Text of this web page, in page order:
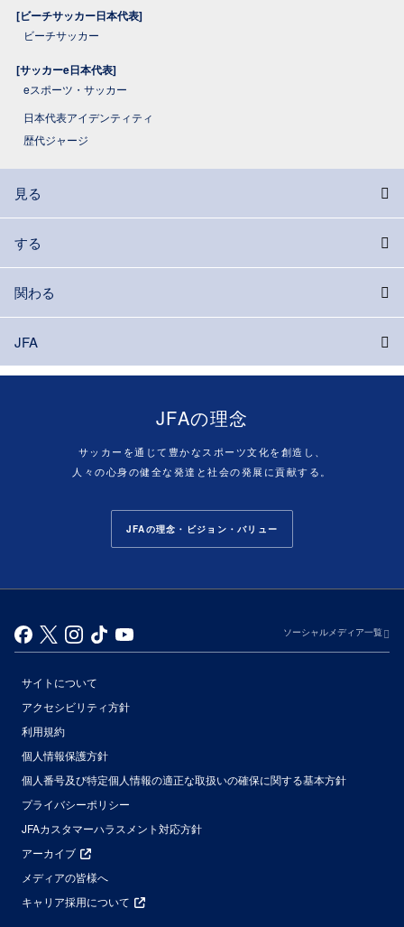
[ビーチサッカー日本代表]
ビーチサッカー
[サッカーe日本代表]
eスポーツ・サッカー
日本代表アイデンティティ
歴代ジャージ
見る
する
関わる
JFA
JFAの理念
サッカーを通じて豊かなスポーツ文化を創造し、
人々の心身の健全な発達と社会の発展に貢献する。
JFAの理念・ビジョン・バリュー
ソーシャルメディア一覧
サイトについて
アクセシビリティ方針
利用規約
個人情報保護方針
個人番号及び特定個人情報の適正な取扱いの確保に関する基本方針
プライバシーポリシー
JFAカスタマーハラスメント対応方針
アーカイブ
メディアの皆様へ
キャリア採用について